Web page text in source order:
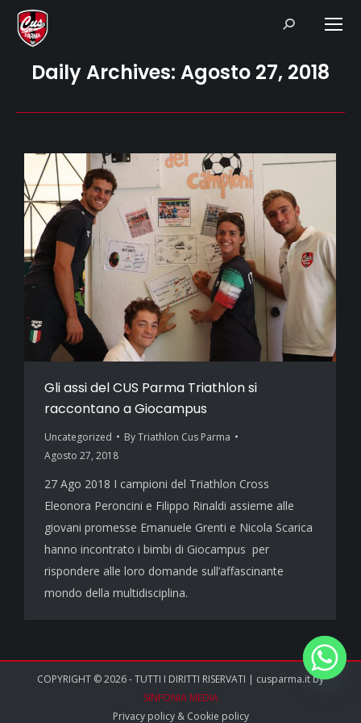
Search:
Daily Archives: Agosto 27, 2018
Gli assi del CUS Parma Triathlon si
raccontano a Giocampus
Uncategorized ByTriathlon Cus Parma
Agosto 27, 2018
27 Ago 2018 I campioni del Triathlon Cross
Eleonora Peroncini e Filippo Rinaldi assieme alle
giovani promesse Emanuele Grenti e Nicola Scarica
hanno incontrato i bimbi di Giocampus per
rispondere alle loro domande sull’affascinante
mondo della multidisciplina.
COPYRIGHT © 2026 - TUTTI I DIRITTI RISERVATI | cusparma.it by
SINFONIA MEDIA
Privacy policy& Cookie policy